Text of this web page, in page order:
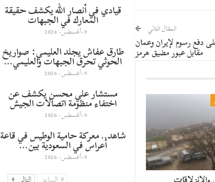
المقال التالي
دفع رسوم لإيران وعمان
مقابل عبور مضيق هرمز
قيادي في أنصار الله يكشف حقيقة
المعارك في الجبهات
9-أغسطس- 2026
طارق عفاش يجلد العليمي: صواريخ
الحوثي تحرق الجبهات والعليمي…
9-أغسطس- 2026
مستشار علي محسن يكشف عن
اختفاء منظومة اتصالات الجيش
9-أغسطس- 2026
شاهد.. معركة حامية الوطيس في قاعة
أعراس في السعودية بين…
9-أغسطس- 2026